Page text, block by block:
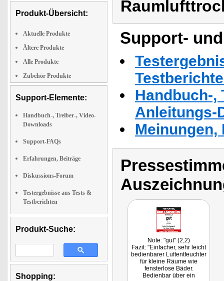
Produkt-Übersicht:
Aktuelle Produkte
Ältere Produkte
Alle Produkte
Zubehör Produkte
Support-Elemente:
Handbuch-, Treiber-, Video-
Downloads
Support-FAQs
Erfahrungen, Beiträge
Diskussions-Forum
Testergebnisse aus Tests &
Testberichten
Produkt-Suche:
Shopping:
Support-
Handbuch-,
Anleitungs-
Note: "gut" (2,2)
Fazit: "Einfacher, sehr leicht
bedienbarer Luftentfeuchter
für kleine Räume wie
fensterlose Bäder.
Bedienbar über ein